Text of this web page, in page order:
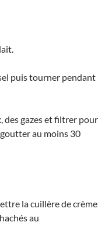
puis tourner pendant
des gazes et filtrer pour
au moins 30
la cuillère de crème
au